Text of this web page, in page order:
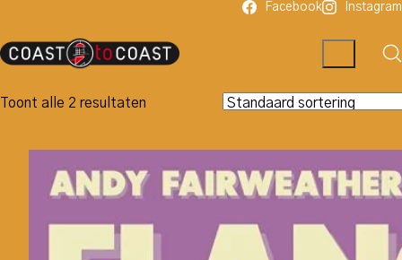
Facebook Instagram
Toont alle 2 resultaten